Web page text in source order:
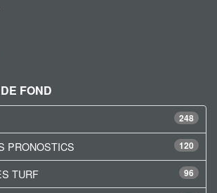
FOND
248
120
PRONOSTICS
96
TURF